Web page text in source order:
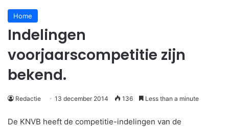
Home
Indelingen
voorjaarscompetitie zijn
bekend.
Redactie 13 december 2014 136 Less than a minute
De KNVB heeft de competitie-indelingen van de